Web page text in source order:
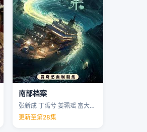
南部档案
张新成 丁禹兮 姜珮瑶 富大龙 …
更新至第28集